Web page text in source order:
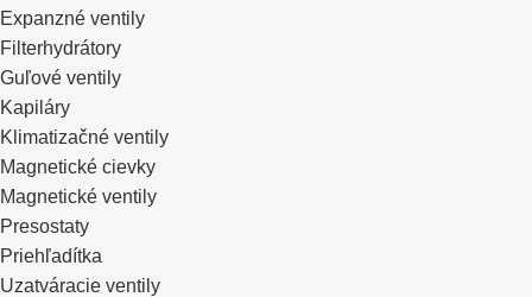
Expanzné ventily
Filterhydrátory
Guľové ventily
Kapiláry
Klimatizačné ventily
Magnetické cievky
Magnetické ventily
Presostaty
Priehľadítka
Uzatváracie ventily